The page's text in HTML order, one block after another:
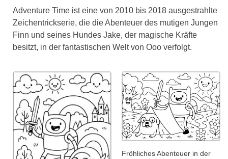
Adventure Time ist eine von 2010 bis 2018 ausgestrahlte
Zeichentrickserie, die die Abenteuer des mutigen Jungen
Finn und seines Hundes Jake, der magische Kräfte
besitzt, in der fantastischen Welt von Ooo verfolgt.
Fröhliches Abenteuer in der